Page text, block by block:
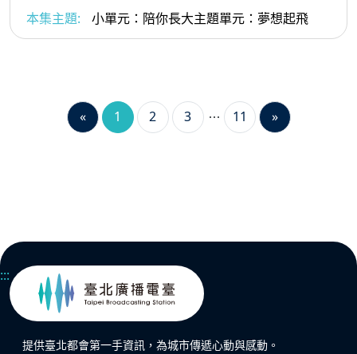
本集主題:
小單元：陪你長大主題單元：夢想起飛
« 1 2 3 11 »
:::
提供臺北都會第一手資訊，為城市傳遞心動與感動。